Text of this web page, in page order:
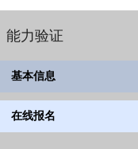
能力验证
基本信息
在线报名